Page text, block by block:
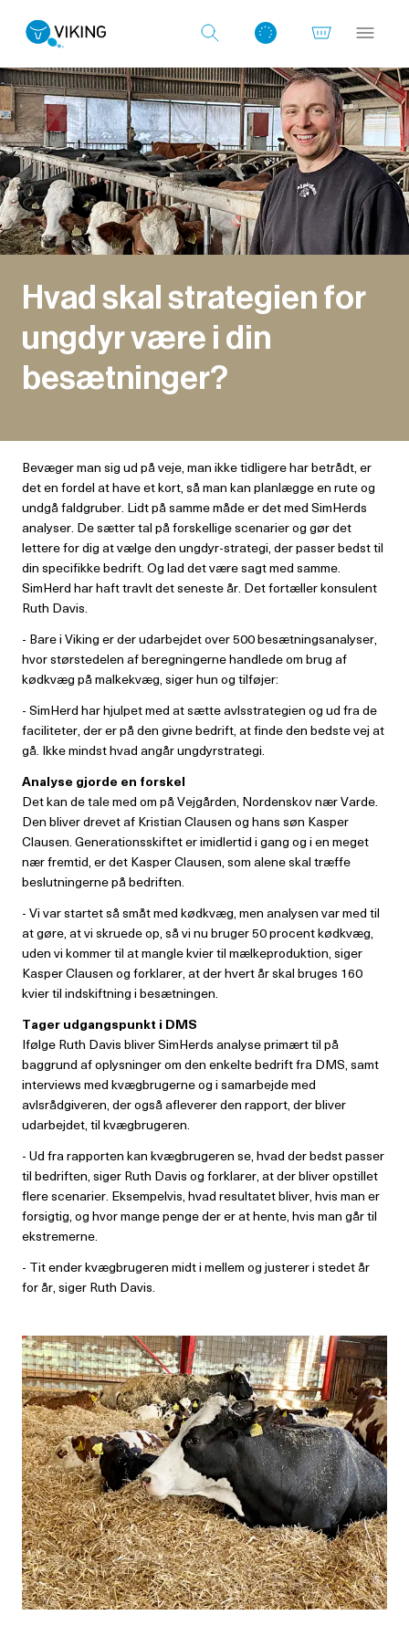
Log ind med det samme
Hvad skal strategien for
ungdyr være i din
besætninger?
Bevæger man sig ud på veje, man ikke tidligere har betrådt, er
det en fordel at have et kort, så man kan planlægge en rute og
undgå faldgruber. Lidt på samme måde er det med SimHerds
analyser. De sætter tal på forskellige scenarier og gør det
lettere for dig at vælge den ungdyr-strategi, der passer bedst til
din specifikke bedrift. Og lad det være sagt med samme.
SimHerd har haft travlt det seneste år. Det fortæller konsulent
Ruth Davis.
- Bare i Viking er der udarbejdet over 500 besætningsanalyser,
hvor størstedelen af beregningerne handlede om brug af
kødkvæg på malkekvæg, siger hun og tilføjer:
- SimHerd har hjulpet med at sætte avlsstrategien og ud fra de
faciliteter, der er på den givne bedrift, at finde den bedste vej at
gå. Ikke mindst hvad angår ungdyrstrategi.
Analyse gjorde en forskel
Det kan de tale med om på Vejgården, Nordenskov nær Varde.
Den bliver drevet af Kristian Clausen og hans søn Kasper
Clausen. Generationsskiftet er imidlertid i gang og i en meget
nær fremtid, er det Kasper Clausen, som alene skal træffe
beslutningerne på bedriften.
- Vi var startet så småt med kødkvæg, men analysen var med til
at gøre, at vi skruede op, så vi nu bruger 50 procent kødkvæg,
uden vi kommer til at mangle kvier til mælkeproduktion, siger
Kasper Clausen og forklarer, at der hvert år skal bruges 160
kvier til indskiftning i besætningen.
Tager udgangspunkt i DMS
Ifølge Ruth Davis bliver SimHerds analyse primært til på
baggrund af oplysninger om den enkelte bedrift fra DMS, samt
interviews med kvægbrugerne og i samarbejde med
avlsrådgiveren, der også afleverer den rapport, der bliver
udarbejdet, til kvægbrugeren.
- Ud fra rapporten kan kvægbrugeren se, hvad der bedst passer
til bedriften, siger Ruth Davis og forklarer, at der bliver opstillet
flere scenarier. Eksempelvis, hvad resultatet bliver, hvis man er
forsigtig, og hvor mange penge der er at hente, hvis man går til
ekstremerne.
- Tit ender kvægbrugeren midt i mellem og justerer i stedet år
for år, siger Ruth Davis.